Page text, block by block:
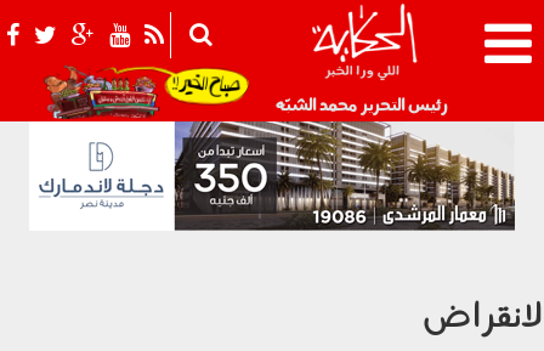
رئيس التحرير محمد الشبّه 021_2.png